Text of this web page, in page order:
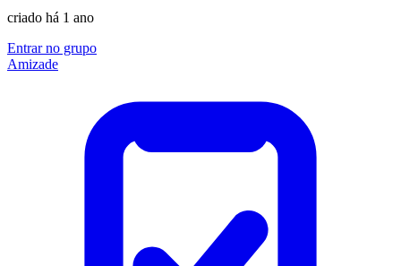
criado há 1 ano
Entrar no grupo
Amizade